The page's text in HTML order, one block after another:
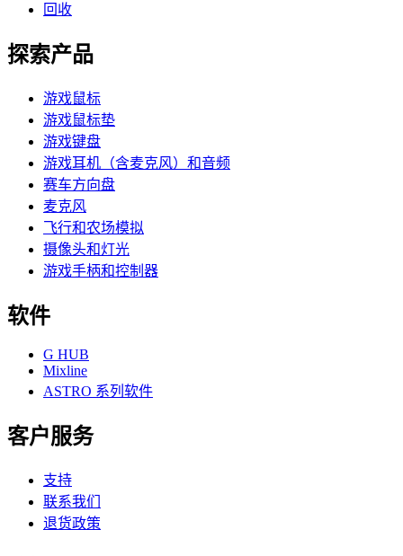
回收
探索产品
游戏鼠标
游戏鼠标垫
游戏键盘
游戏耳机（含麦克风）和音频
赛车方向盘
麦克风
飞行和农场模拟
摄像头和灯光
游戏手柄和控制器
软件
G HUB
Mixline
ASTRO 系列软件
客户服务
支持
联系我们
退货政策